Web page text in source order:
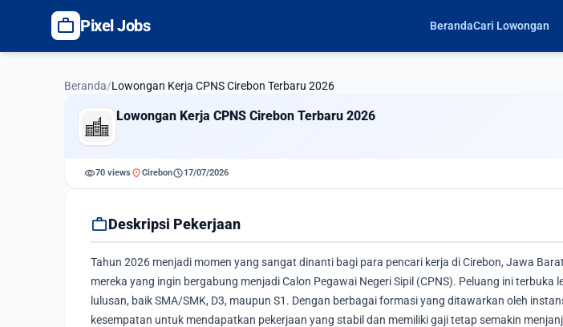
work Pixel Jobs BerandaCari Lowongan
Beranda/Lowongan Kerja CPNS Cirebon Terbaru 2026
Lowongan Kerja CPNS Cirebon Terbaru 2026
visibility70 viewslocation_onCirebonschedule17/07/2026
workDeskripsi Pekerjaan
Tahun 2026 menjadi momen yang sangat dinanti bagi para pencari kerja di Cirebon, Jawa
mereka yang ingin bergabung menjadi Calon Pegawai Negeri Sipil (CPNS). Peluang ini terbuka
lulusan, baik SMA/SMK, D3, maupun S1. Dengan berbagai formasi yang ditawarkan oleh
kesempatan untuk mendapatkan pekerjaan yang stabil dan memiliki gaji tetap semakin